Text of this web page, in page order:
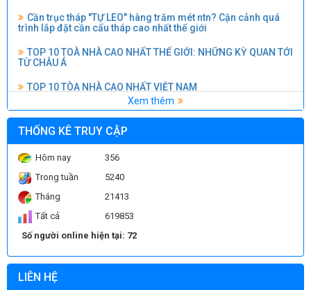
TOP 10 TOÀ NHÀ CAO NHẤT THẾ GIỚI: NHỮNG KỲ QUAN TỚI
TOP 10 TÒA NHÀ CAO NHẤT VIỆT NAM
Người ta đã xây dựng những TRỤ CẦU VƯỢT BIỂN như thế
nào? Kỹ thuật thi công cầu hiện đại
KỸ THUẬT THI CÔNG XÂY DỰNG HỒ BƠI
Đo độ sụt và lấy mẫu bê tông thương phẩm
Thí nghiệm nén mẫu bê tông
Xem thêm
THỐNG KÊ TRUY CẬP
Hôm nay
356
Trong tuần
5240
Tháng
21413
Tất cả
619853
Số người online hiện tại: 72
LIÊN HỆ